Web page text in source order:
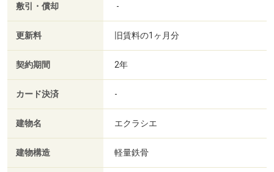
敷引・償却 -
更新料 旧賃料の1ヶ月分
契約期間 2年
カード決済 -
建物名 エクラシエ
建物構造 軽量鉄骨